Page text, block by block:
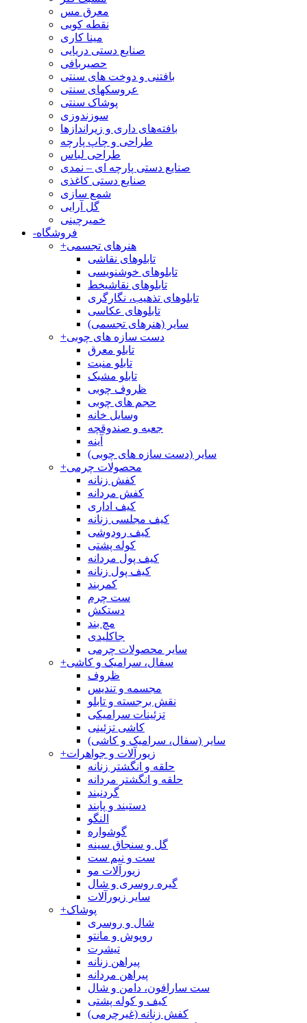
معرق مس
نقطه کوبی
مینا کاری
صنایع دستی دریایی
حصیربافی
بافتنی‌ و دوخت های سنتی
عروسکهای سنتی
پوشاک سنتی
سوزندوزی
بافته‌های داری و زیراندازها
طراحی و چاپ پارچه
طراحی لباس
صنایع دستی پارچه ای – نمدی
صنایع دستی کاغذی
شمع سازی
گل آرایی
خمیرچینی
-فروشگاه
+هنرهای تجسمی
تابلوهای نقاشی
تابلوهای خوشنویسی
تابلوهای نقاشیخط
تابلوهای تذهیب، نگارگری
تابلوهای عکاسی
سایر (هنرهای تجسمی)
+دست سازه های چوبی
تابلو معرق
تابلو منبت
تابلو مشبک
ظروف چوبی
حجم های چوبی
وسایل خانه
جعبه و صندوقچه
آینه
سایر (دست سازه های چوبی)
+محصولات چرمی
کفش زنانه
کفش مردانه
کیف اداری
کیف مجلسی زنانه
کیف رودوشی
کوله پشتی
کیف پول مردانه
کیف پول زنانه
کمربند
ست چرم
دستکش
مچ بند
جاکلیدی
سایر محصولات چرمی
+سفال، سرامیک و کاشی
ظروف
مجسمه و تندیس
نقش برجسته و تابلو
تزئینات سرامیکی
کاشی تزئینی
سایر (سفال، سرامیک و کاشی)
+زیورآلات و جواهرات
حلقه و انگشتر زنانه
حلقه و انگشتر مردانه
گردنبند
دستبند و پابند
النگو
گوشواره
گل و سنجاق سینه
ست و نیم ست
زیورآلات مو
گیره روسری و شال
سایر زیورآلات
+پوشاک
شال و روسری
روپوش و مانتو
تیشرت
پیراهن زنانه
پیراهن مردانه
ست سارافون، دامن و شال
کیف و کوله پشتی
کفش زنانه (غیرچرمی)